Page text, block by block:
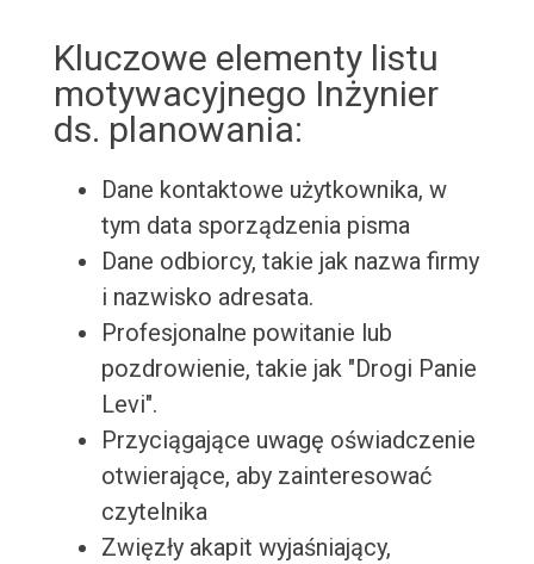
Kluczowe elementy listu
motywacyjnego Inżynier
ds. planowania:
Dane kontaktowe użytkownika, w
tym data sporządzenia pisma
Dane odbiorcy, takie jak nazwa firmy
i nazwisko adresata.
Profesjonalne powitanie lub
pozdrowienie, takie jak "Drogi Panie
Levi".
Przyciągające uwagę oświadczenie
otwierające, aby zainteresować
czytelnika
Zwięzły akapit wyjaśniający,